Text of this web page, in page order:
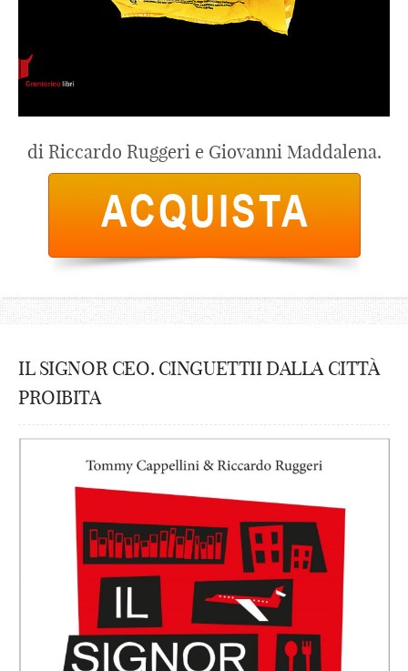
di Riccardo Ruggeri e Giovanni Maddalena.
IL SIGNOR CEO. CINGUETTII DALLA CITTÀ
PROIBITA